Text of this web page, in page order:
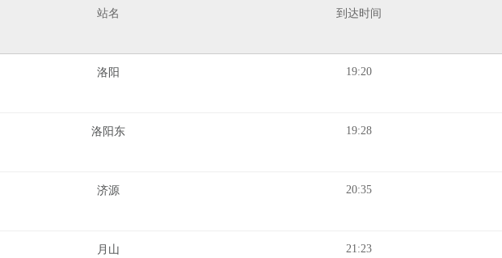
站名 到达时间
洛阳 19:20
洛阳东 19:28
济源 20:35
月山 21:23